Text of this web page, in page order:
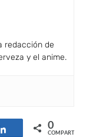
redacción de
y el anime.
Compartir0
COMPARTIR